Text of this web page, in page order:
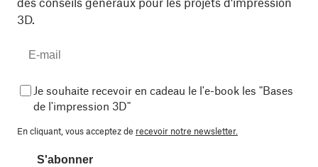
3D.
Je souhaite recevoir en cadeau le l'e-book les "Bases
de l'impression 3D"
En cliquant, vous acceptez de recevoir notre newsletter.
S'abonner